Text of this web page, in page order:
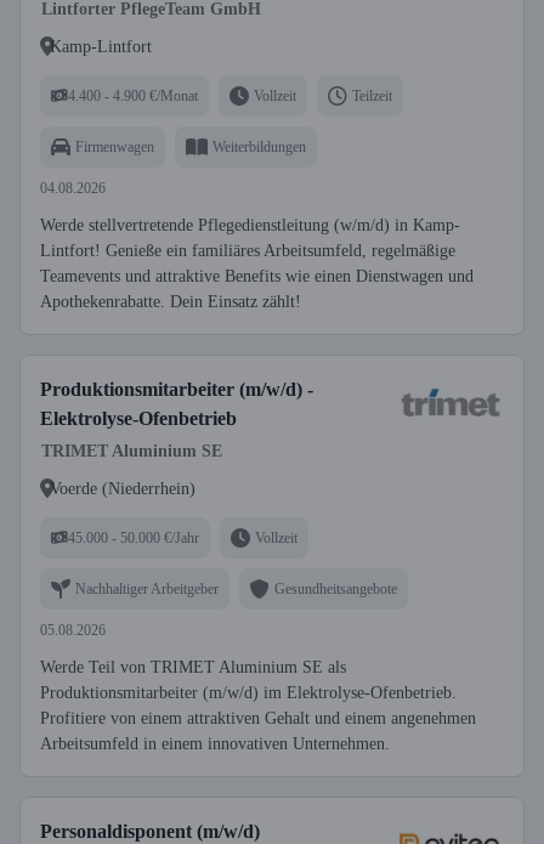
Lintforter PflegeTeam GmbH
Kamp-Lintfort
4.400 - 4.900 €/Monat Vollzeit Teilzeit
Firmenwagen Weiterbildungen
04.08.2026
Werde stellvertretende Pflegedienstleitung (w/m/d) in Kamp-
Lintfort! Genieße ein familiäres Arbeitsumfeld, regelmäßige
Teamevents und attraktive Benefits wie einen Dienstwagen und
Apothekenrabatte. Dein Einsatz zählt!
Produktionsmitarbeiter (m/w/d) -
Elektrolyse-Ofenbetrieb
TRIMET Aluminium SE
Voerde (Niederrhein)
45.000 - 50.000 €/Jahr Vollzeit
Nachhaltiger Arbeitgeber Gesundheitsangebote
05.08.2026
Werde Teil von TRIMET Aluminium SE als
Produktionsmitarbeiter (m/w/d) im Elektrolyse-Ofenbetrieb.
Profitiere von einem attraktiven Gehalt und einem angenehmen
Arbeitsumfeld in einem innovativen Unternehmen.
Personaldisponent (m/w/d)